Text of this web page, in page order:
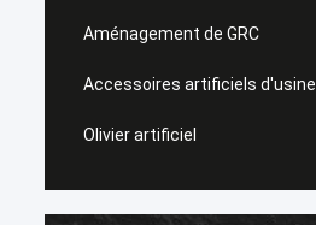
Aménagement de GRC
Accessoires artificiels d'usine
Olivier artificiel